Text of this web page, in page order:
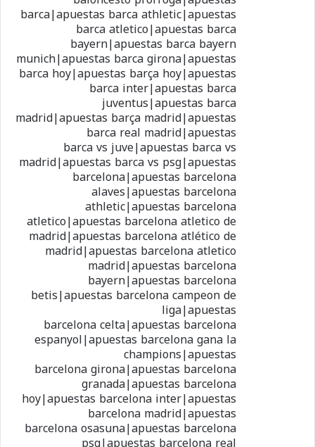
barca|apuestas barca athletic|apuestas
barca atletico|apuestas barca
bayern|apuestas barca bayern
munich|apuestas barca girona|apuestas
barca hoy|apuestas barça hoy|apuestas
barca inter|apuestas barca
juventus|apuestas barca
madrid|apuestas barça madrid|apuestas
barca real madrid|apuestas
barca vs juve|apuestas barca vs
madrid|apuestas barca vs psg|apuestas
barcelona|apuestas barcelona
alaves|apuestas barcelona
athletic|apuestas barcelona
atletico|apuestas barcelona atletico de
madrid|apuestas barcelona atlético de
madrid|apuestas barcelona atletico
madrid|apuestas barcelona
bayern|apuestas barcelona
betis|apuestas barcelona campeon de
liga|apuestas
barcelona celta|apuestas barcelona
espanyol|apuestas barcelona gana la
champions|apuestas
barcelona girona|apuestas barcelona
granada|apuestas barcelona
hoy|apuestas barcelona inter|apuestas
barcelona madrid|apuestas
barcelona osasuna|apuestas barcelona